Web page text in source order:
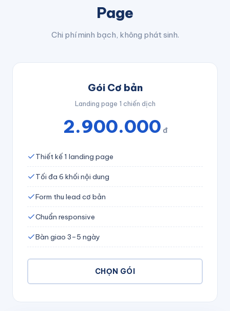
Page
Chi phí minh bạch, không phát sinh.
Gói Cơ bản
Landing page 1 chiến dịch
2.900.000 đ
Thiết kế 1 landing page
Tối đa 6 khối nội dung
Form thu lead cơ bản
Chuẩn responsive
Bàn giao 3–5 ngày
CHỌN GÓI